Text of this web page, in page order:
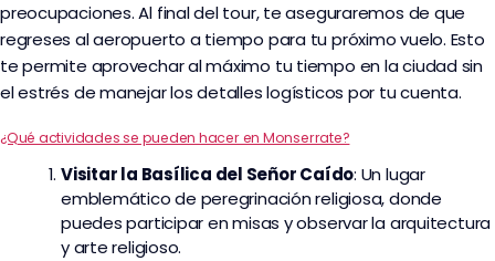
preocupaciones. Al final del tour, te aseguraremos de que
regreses al aeropuerto a tiempo para tu próximo vuelo. Esto
te permite aprovechar al máximo tu tiempo en la ciudad sin
el estrés de manejar los detalles logísticos por tu cuenta.
¿Qué actividades se pueden hacer en Monserrate?
Visitar la Basílica del Señor Caído: Un lugar
emblemático de peregrinación religiosa, donde
puedes participar en misas y observar la arquitectura
y arte religioso.